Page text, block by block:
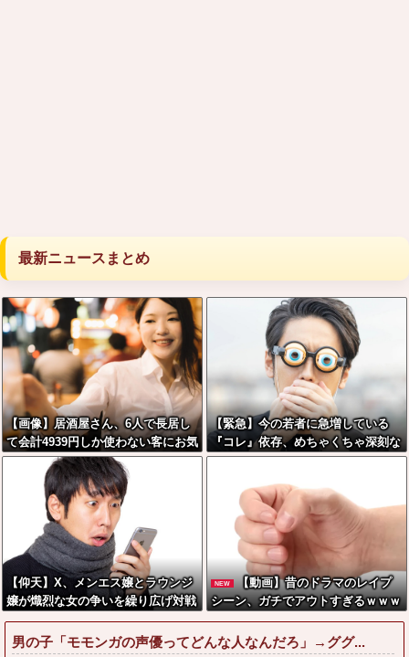
最新ニュースまとめ
【画像】居酒屋さん、6人で長居し
て会計4939円しか使わない客にお気
持ち表明してしまう←コレどっちが
悪いんや？？？？？？
【緊急】今の若者に急増している
『コレ』依存、めちゃくちゃ深刻な
模様w w w w w w w w w w
【仰天】X、メンエス嬢とラウンジ
嬢が熾烈な女の争いを繰り広げ対戦
型になってしまうw w w w w w w
w
NEW
【動画】昔のドラマのレイプ
シーン、ガチでアウトすぎるｗｗｗ
ｗｗｗｗｗｗ
男の子「モモンガの声優ってどんな人なんだろ」→ググ...